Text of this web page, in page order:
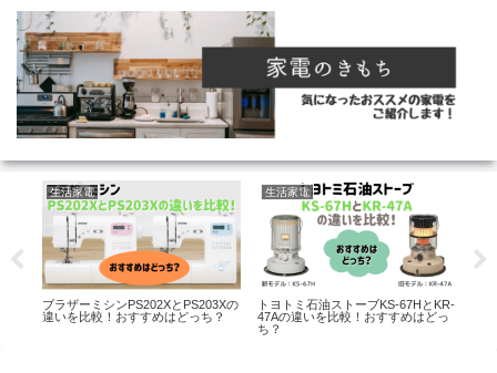
生活家電
ブラザーミシンPS202XとPS203Xの
違いを比較！おすすめはどっち？
生活家電
トヨトミ石油ストーブKS-67HとKR-
47Aの違いを比較！おすすめはどっ
ち？